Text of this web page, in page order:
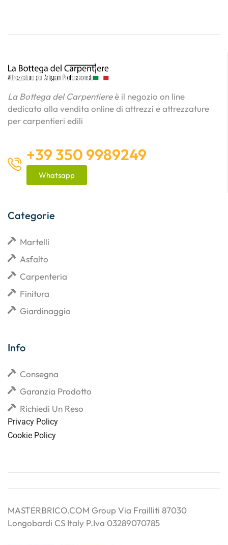
La Bottega del Carpentiereè il negozio on line
dedicato alla vendita online di attrezzi e attrezzature
per carpentieri edili
+39 350 9989249
Whatsapp
Categorie
Martelli
Asfalto
Carpenteria
Finitura
Giardinaggio
Info
Consegna
Garanzia Prodotto
Richiedi Un Reso
Privacy Policy
Cookie Policy
MASTERBRICO.COM Group Via Frailliti 87030
Longobardi CS Italy P.Iva 03289070785